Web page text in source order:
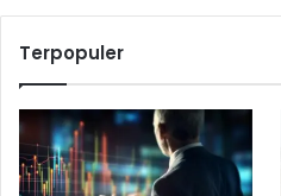
Terpopuler